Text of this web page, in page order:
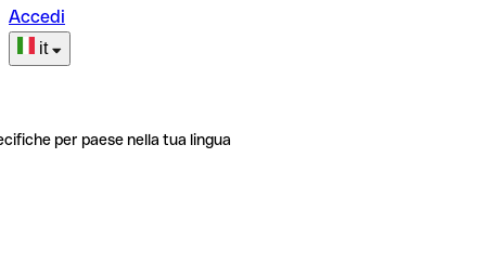
Accedi
it
per paese nella tua lingua